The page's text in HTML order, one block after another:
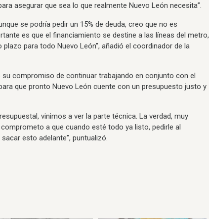
asegurar que sea lo que realmente Nuevo León necesita”.
se podría pedir un 15% de deuda, creo que no es
es que el financiamiento se destine a las líneas del metro,
para todo Nuevo León”, añadió el coordinador de la
compromiso de continuar trabajando en conjunto con el
que pronto Nuevo León cuente con un presupuesto justo y
vinimos a ver la parte técnica. La verdad, muy
a que cuando esté todo ya listo, pedirle al
esto adelante”, puntualizó.